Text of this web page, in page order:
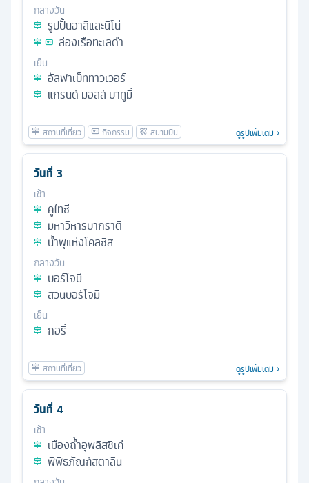
กลางวัน
รูปปั้นอาลีและนิโน่
ล่องเรือทะเลดำ
เย็น
อัลฟาเบ็ททาวเวอร์
แกรนด์ มอลล์ บาทูมี่
ดูรูปเพิ่มเติม
วันที่ 3
เช้า
คูไทซี
มหาวิหารบากราติ
น้ำพุแห่งโคลซิส
กลางวัน
บอร์โจมี
สวนบอร์โจมี
เย็น
กอรี่
ดูรูปเพิ่มเติม
วันที่ 4
เช้า
เมืองถ้ำอุพลิสชิเค่
พิพิธภัณฑ์สตาลิน